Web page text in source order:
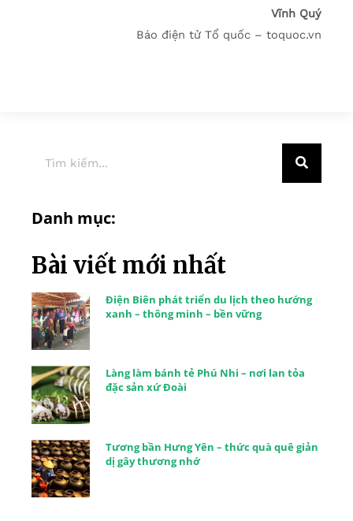
Vĩnh Quý
Báo điện tử Tổ quốc – toquoc.vn
Danh mục:
Bài viết mới nhất
Điện Biên phát triển du lịch theo hướng
xanh – thông minh – bền vững
Làng làm bánh tẻ Phú Nhi – nơi lan tỏa
đặc sản xứ Đoài
Tương bần Hưng Yên – thức quà quê giản
dị gây thương nhớ